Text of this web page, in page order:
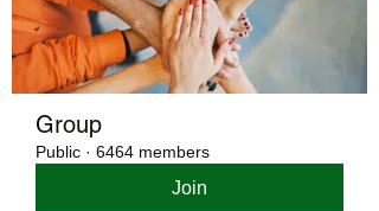
Group
Public · 6464 members
Join